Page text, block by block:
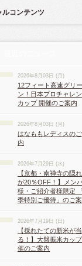
ルコンテンツ
2026年8月03日 (月)
12フィート高速グリー
ン！日本プロチャレ
カップ 開催のご案内
2026年8月03日 (月)
はなももレディスの
内
2026年7月29日 (水)
【京都・南禅寺の隠
が20％OFF！】メン
様・ご紹介者様限定
季特別ご優待」のご
2026年7月19日 (日)
【採れたての新米が
る！】大盤振米カッ
催のご案内